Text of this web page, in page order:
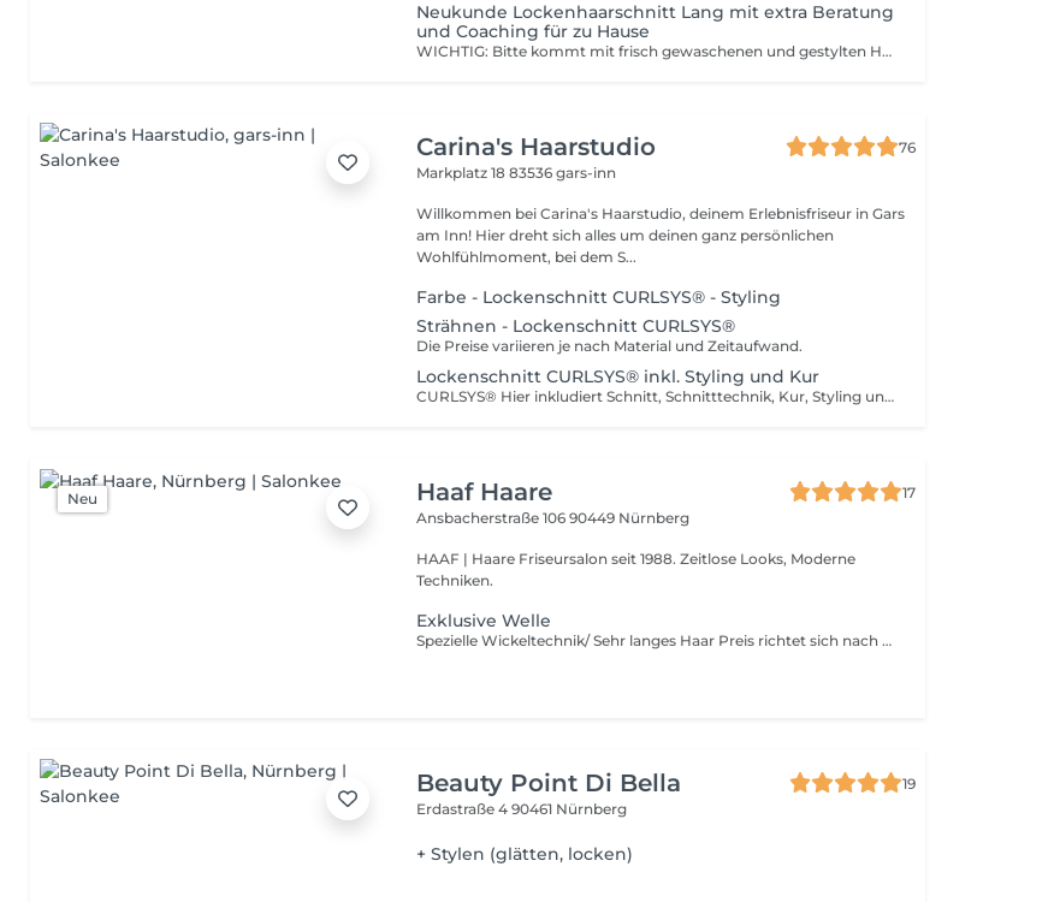
Neukunde Lockenhaarschnitt Lang mit extra Beratung
und Coaching für zu Hause
WICHTIG: Bitte kommt mit frisch gewaschenen und gestylten Haaren (1-2 Tage), mit deiner normalen Lockenroutine, da wir im trockenen schneiden und auf die jeweilige Haarstruktur besser eingehen können, bitte nicht mit Zopf, Halfbuns oder mit geglättenten Haaren kommen!
Carina's Haarstudio
76
Markplatz 1883536 gars-inn
Willkommen bei Carina's Haarstudio, deinem Erlebnisfriseur in Gars
am Inn! Hier dreht sich alles um deinen ganz persönlichen
Wohlfühlmoment, bei dem S...
Farbe - Lockenschnitt CURLSYS® - Styling
Strähnen - Lockenschnitt CURLSYS®
Die Preise variieren je nach Material und Zeitaufwand.
Lockenschnitt CURLSYS® inkl. Styling und Kur
CURLSYS® Hier inkludiert Schnitt, Schnitttechnik, Kur, Styling und Beratung Feuchtigkeitstreatment wird extra verrechnet. der Preis richtet sich nach Haarlänge und Aufwand Per Whatsapp (TEL: 08073 - 7349845) bitte Bilder zukommen lassen: von den eigenen Frisch gewaschenen Locken, von einer Frisur die dir gut gefällt.
Neu Haaf Haare
17
Ansbacherstraße 10690449 Nürnberg
HAAF | Haare Friseursalon seit 1988. Zeitlose Looks, Moderne
Techniken.
Exklusive Welle
Spezielle Wickeltechnik/ Sehr langes Haar Preis richtet sich nach Aufwand und Produktmenge
Beauty Point Di Bella
19
Erdastraße 490461 Nürnberg
+ Stylen (glätten, locken)